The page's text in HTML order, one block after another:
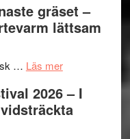
Believe
–
Frankenshtey
med
Fox
nya
titlar
årets
Shahab
Mehrabi
Filmstadens
stipendium
gräset –
lättsam
… Läs merom
Filmrecension:
Det
grönaste
2026 – I